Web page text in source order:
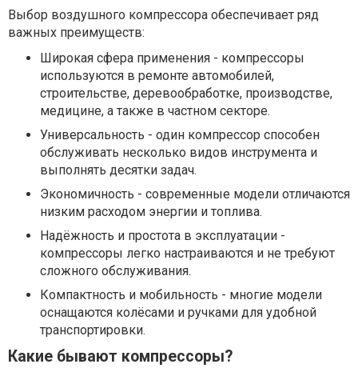
Выбор воздушного компрессора обеспечивает ряд
важных преимуществ:
Широкая сфера применения - компрессоры
используются в ремонте автомобилей,
строительстве, деревообработке, производстве,
медицине, а также в частном секторе.
Универсальность - один компрессор способен
обслуживать несколько видов инструмента и
выполнять десятки задач.
Экономичность - современные модели отличаются
низким расходом энергии и топлива.
Надёжность и простота в эксплуатации -
компрессоры легко настраиваются и не требуют
сложного обслуживания.
Компактность и мобильность - многие модели
оснащаются колёсами и ручками для удобной
транспортировки.
Какие бывают компрессоры?